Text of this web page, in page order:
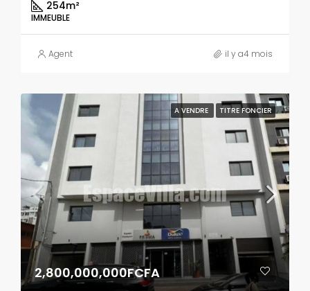
254m²
IMMEUBLE
Agent il y a4 mois
A VENDRE TITRE FONCIER
2,800,000,000FCFA